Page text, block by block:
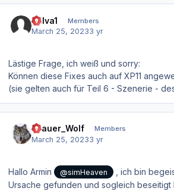
bulva1 Members
March 25, 20233 yr
Lästige Frage, ich weiß und sorry:
Können diese Fixes auch auf XP11
(sie gelten auch für Teil 6 - Szenerie -
Grauer_Wolf Members
March 25, 20233 yr
Hallo Armin @simHeaven
, ich bin
Ursache gefunden und sogleich beseitigt